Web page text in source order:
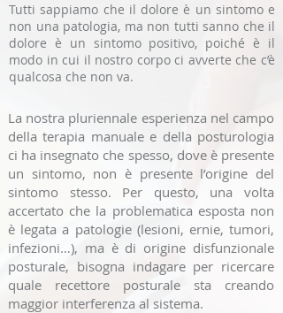
Tutti sappiamo che il dolore è un sintomo e
non una patologia, ma non tutti sanno che il
dolore è un sintomo positivo, poiché è il
modo in cui il nostro corpo ci avverte che c’è
qualcosa che non va.
La nostra pluriennale esperienza nel campo
della terapia manuale e della posturologia
ci ha insegnato che spesso, dove è presente
un sintomo, non è presente l’origine del
sintomo stesso. Per questo, una volta
accertato che la problematica esposta non
è legata a patologie (lesioni, ernie, tumori,
infezioni…), ma è di origine disfunzionale
posturale, bisogna indagare per ricercare
quale recettore posturale sta creando
maggior interferenza al sistema.